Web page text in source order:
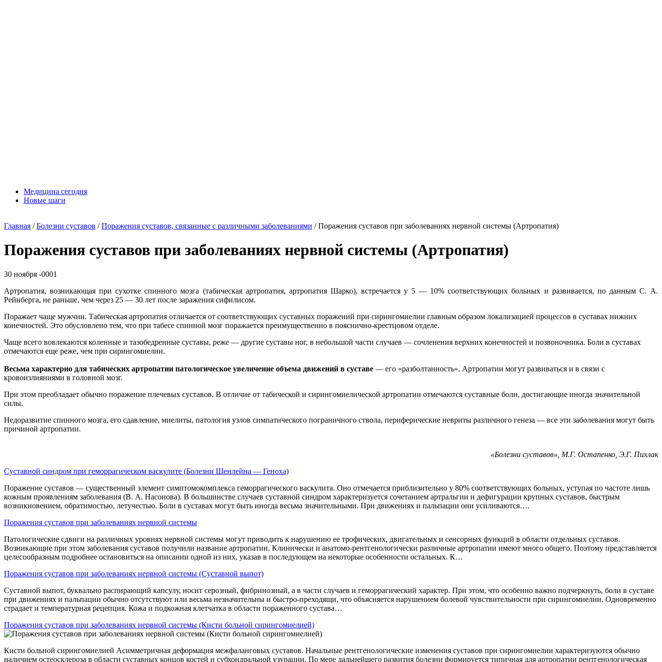
Медицина сегодня
Новые шаги
Главная /Болезни суставов /Поражения суставов, связанные с различными заболеваниями /Поражения суставов при заболеваниях нервной системы (Артропатия)
Поражения суставов при заболеваниях нервной системы (Артропатия)
30 ноября -0001
Артропатия, возникающая при сухотке спинного мозга (табическая артропатия, артропатия Шарко), встречается у 5 — 10% соответствующих больных и развивается, по данным С. А.
Рейнберга, не раньше, чем через 25 — 30 лет после заражения сифилисом.
Поражает чаще мужчин. Табическая артропатия отличается от соответствующих суставных поражений при сирингомиелии главным образом локализацией процессов в суставах нижних
конечностей. Это обусловлено тем, что при табесе спинной мозг поражается преимущественно в пояснично-крестцовом отделе.
Чаще всего вовлекаются коленные и тазобедренные суставы, реже — другие суставы ног, в небольшой части случаев — сочленения верхних конечностей и позвоночника. Боли в суставах
отмечаются еще реже, чем при сирингомиелии.
Весьма характерно для табических артропатии патологическое увеличение объема движений в суставе — его «разболтанность». Артропатии могут развиваться и в связи с
кровоизлияниями в головной мозг.
При этом преобладает обычно поражение плечевых суставов. В отличие от табической и сирингомиелической артропатии отмечаются суставные боли, достигающие иногда значительной
силы.
Недоразвитие спинного мозга, его сдавление, миелиты, патология узлов симпатического пограничного ствола, периферические невриты различного генеза — все эти заболевания могут быть
причиной артропатии.
«Болезни суставов», М.Г. Остапенко, Э.Г. Пихлак
Суставной синдром при геморрагическом васкулите (Болезни Шенлейна — Геноха)
Поражение суставов — существенный элемент симптомокомплекса геморрагического васкулита. Оно отмечается приблизительно у 80% соответствующих больных, уступая по частоте лишь
кожным проявлениям заболевания (В. А. Насонова). В большинстве случаев суставной синдром характеризуется сочетанием артральгии и дефигурации крупных суставов, быстрым
возникновением, обратимостью, летучестью. Боли в суставах могут быть иногда весьма значительными. При движениях и пальпации они усиливаются….
Поражения суставов при заболеваниях нервной системы
Патологические сдвиги на различных уровнях нервной системы могут приводить к нарушению ее трофических, двигательных и сенсорных функций в области отдельных суставов.
Возникающие при этом заболевания суставов получили название артропатии. Клинически и анатомо-рентгенологически различные артропатии имеют много общего. Поэтому представляется
целесообразным подробнее остановиться на описании одной из них, указав в последующем на некоторые особенности остальных. К…
Поражения суставов при заболеваниях нервной системы (Суставной выпот)
Суставной выпот, буквально распирающий капсулу, носит серозный, фибринозный, а в части случаев и геморрагический характер. При этом, что особенно важно подчеркнуть, боли в суставе
при движениях и пальпации обычно отсутствуют или весьма незначительны и быстро-преходящи, что объясняется нарушением болевой чувствительности при сирингомиелии. Одновременно
страдает и температурная рецепция. Кожа и подкожная клетчатка в области пораженного сустава…
Поражения суставов при заболеваниях нервной системы (Кисти больной сирингомиелией)
Кисти больной сирингомиелией Асимметричная деформация межфаланговых суставов. Начальные рентгенологические изменения суставов при сирингомиелии характеризуются обычно
наличием остеосклероза в области суставных концов костей и субхондральной узурации. По мере дальнейшего развития болезни формируется типичная для артропатии рентгенологическая